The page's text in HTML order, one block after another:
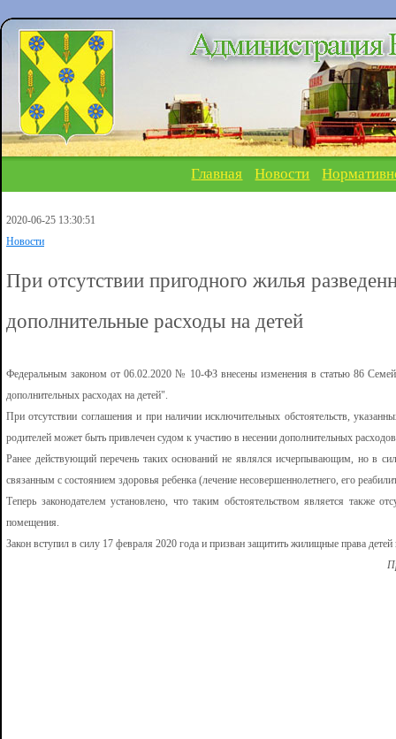
Главная Новости
2020-06-25 13:30:51
Новости
При отсутствии пригодного жилья
дополнительные расходы на детей
Федеральным законом от 06.02.2020 № 10-ФЗ внесены изменения в статью 86
дополнительных расходах на детей".
При отсутствии соглашения и при наличии исключительных обстоятельств,
родителей может быть привлечен судом к участию в несении дополнительных
Ранее действующий перечень таких оснований не являлся исчерпывающим, но в
связанным с состоянием здоровья ребенка (лечение несовершеннолетнего, его
Теперь законодателем установлено, что таким обстоятельством является также
помещения.
Закон вступил в силу 17 февраля 2020 года и призван защитить жилищные права